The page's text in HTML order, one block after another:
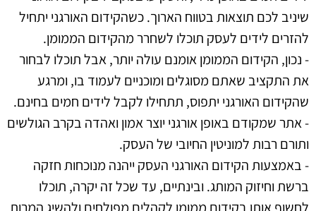
שיניב לכם תוצאות בטווח הארוך. כשהקידום האורגני יתחיל
להזרים לידים לעסק תוכלו לשחרר מהקידום הממומן.
- נכון, הקידום הממומן אומנם עולה יותר, אבל תוכלו לבחור
את התקציב שאתם מסוגלים ומוכניים לעמוד בו, ומרגע
שהקידום האורגני יתפוס, תתחילו לקבל לידים חמים בחינם.
- אתר שמקודם באופן אורגני יוצר אמון ואהדה בקרב הגולשים
ותורם רבות למוניטין החיובי של העסק.
- באמצעות הקידום האורגני העסק ייהנה מנוכחות חזקה
ברשת וחיזוק המותג. ובינתיים, עד שכל זה יקרה, תוכלו